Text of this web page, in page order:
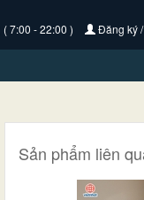
( 7:00 - 22:00 ) Đăng ký
Sản phẩm liên